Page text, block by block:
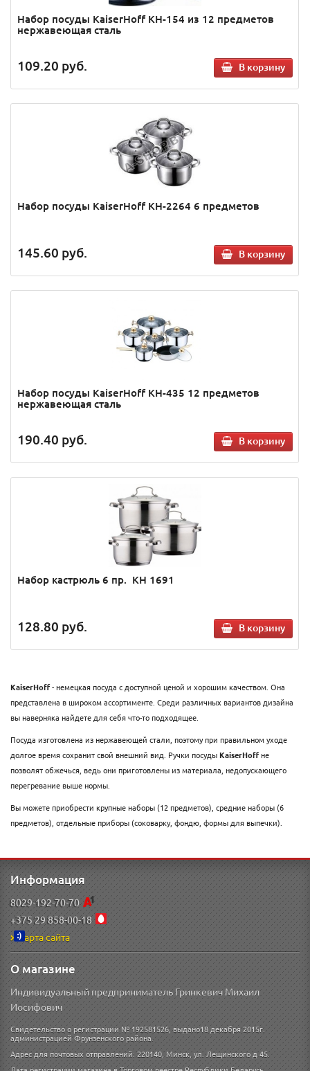
Набор посуды KaiserHoff KH-154 из 12 предметов
нержавеющая сталь
109.20 руб. В корзину
Набор посуды KaiserHoff KH-2264 6 предметов
145.60 руб. В корзину
Набор посуды KaiserHoff KH-435 12 предметов
нержавеющая сталь
190.40 руб. В корзину
Набор кастрюль 6 пр. KH 1691
128.80 руб. В корзину
KaiserHoff- немецкая посуда с доступной ценой и хорошим качеством. Она
представлена в широком ассортименте. Среди различных вариантов дизайна
вы наверняка найдете для себя что-то подходящее.
Посуда изготовлена из нержавеющей стали, поэтому при правильном уходе
долгое время сохранит свой внешний вид. Ручки посудыKaiserHoffне
позволят обжечься, ведь они приготовлены из материала, недопускающего
перегревание выше нормы.
Вы можете приобрести крупные наборы (12 предметов), средние наборы (6
предметов), отдельные приборы (соковарку, фондю, формы для выпечки).
Информация
8029-192-70-70
+375 29 858-00-18
Карта сайта
О магазине
Индивидуальный предприниматель Гринкевич Михаил
Иосифович
Свидетельство о регистрации № 192581526, выдано18 декабря 2015г.
администрацией Фрунзенского района.
Адрес для почтовых отправлений: 220140, Минск, ул. Лещинского д 45.